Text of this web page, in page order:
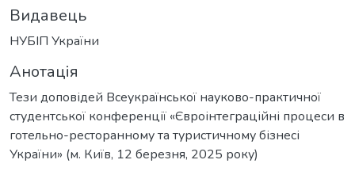
Видавець
НУБІП України
Анотація
Тези доповідей Всеукраїнської науково-практичної
студентської конференції «Євроінтеграційні процеси в
готельно-ресторанному та туристичному бізнесі
України» (м. Київ, 12 березня, 2025 року)